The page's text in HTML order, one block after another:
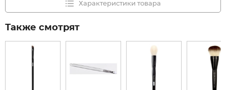
Характеристики товара
Также смотрят